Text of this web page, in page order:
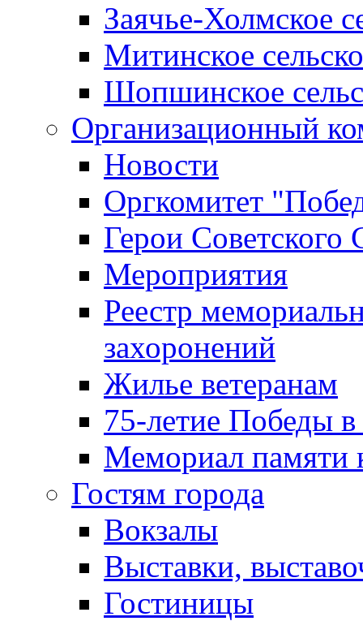
Заячье-Холмское
Митинское
Шопшинское
Организационный
Новости
Оргкомитет
Герои Советского
Мероприятия
Реестр
захоронений
Жилье ветеранам
75-летие Победы
Мемориал памяти
Гостям города
Вокзалы
Выставки,
Гостиницы